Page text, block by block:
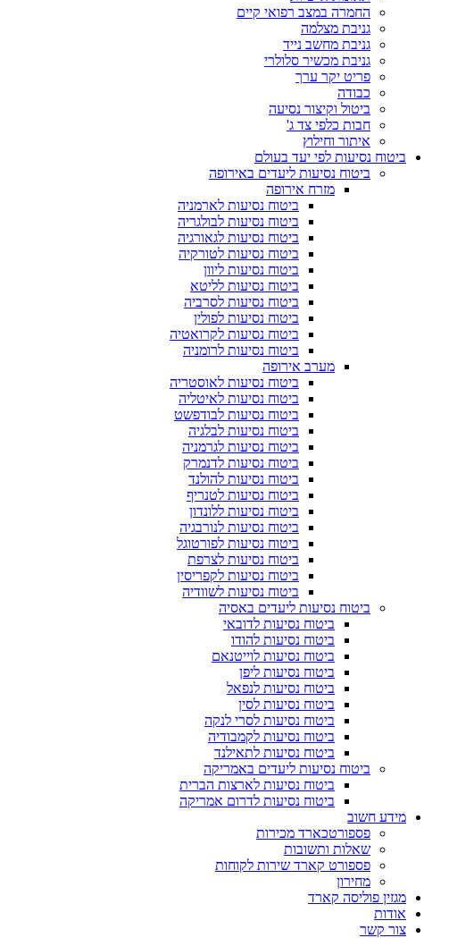
החמרה במצב רפואי קיים
גניבת מצלמה
גניבת מחשב נייד
גניבת מכשיר סלולרי
פריט יקר ערך
כבודה
ביטול וקיצור נסיעה
חבות כלפי צד ג'
איתור וחילוץ
ביטוח נסיעות לפי יעד בעולם
ביטוח נסיעות ליעדים באירופה
מזרח אירופה
ביטוח נסיעות לארמניה
ביטוח נסיעות לבולגריה
ביטוח נסיעות לגאורגיה
ביטוח נסיעות לטורקיה
ביטוח נסיעות ליוון
ביטוח נסיעות לליטא
ביטוח נסיעות לסרביה
ביטוח נסיעות לפולין
ביטוח נסיעות לקרואטיה
ביטוח נסיעות לרומניה
מערב אירופה
ביטוח נסיעות לאוסטריה
ביטוח נסיעות לאיטליה
ביטוח נסיעות לבודפשט
ביטוח נסיעות לבלגיה
ביטוח נסיעות לגרמניה
ביטוח נסיעות לדנמרק
ביטוח נסיעות להולנד
ביטוח נסיעות לטנריף
ביטוח נסיעות ללונדון
ביטוח נסיעות לנורבגיה
ביטוח נסיעות לפורטוגל
ביטוח נסיעות לצרפת
ביטוח נסיעות לקפריסין
ביטוח נסיעות לשוודיה
ביטוח נסיעות ליעדים באסיה
ביטוח נסיעות לדובאי
ביטוח נסיעות להודו
ביטוח נסיעות לוייטנאם
ביטוח נסיעות ליפן
ביטוח נסיעות לנפאל
ביטוח נסיעות לסין
ביטוח נסיעות לסרי לנקה
ביטוח נסיעות לקמבודיה
ביטוח נסיעות לתאילנד
ביטוח נסיעות ליעדים באמריקה
ביטוח נסיעות לארצות הברית
ביטוח נסיעות לדרום אמריקה
מידע חשוב
פספורטכארד מכירות
שאלות ותשובות
פספורט קארד שירות לקוחות
מחירון
מגזין פוליסה קארד
אודות
צור קשר